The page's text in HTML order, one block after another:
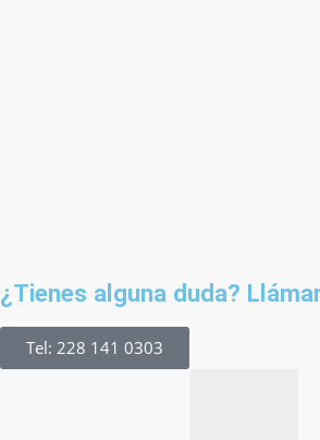
¿Tienes alguna duda?
Tel: 228 141 0303